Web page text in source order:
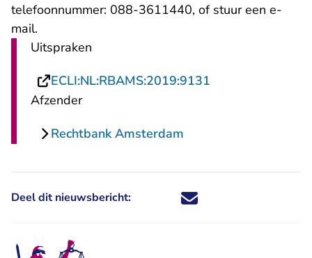
telefoonnummer: 088-3611440, of stuur een e-
mail- U verlaat Rechtspraak.nl
.
Uitspraken
ECLI:NL:RBAMS:2019:9131
Afzender
Rechtbank Amsterdam
Deel dit nieuwsbericht: Deel dit nieuwsbericht via X -
Deel dit nieuwsbericht via
Deel dit nieuwsbericht
Deel dit